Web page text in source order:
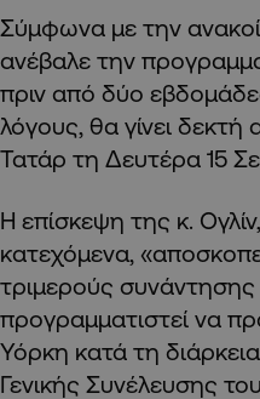
Σύμφωνα με την
ανέβαλε την
πριν από δύο
λόγους, θα γίνει
Τατάρ τη Δευτέρα 15
Η επίσκεψη της κ.
κατεχόμενα,
τριμερούς συνάντησης
προγραμματιστεί να
Υόρκη κατά τη
Γενικής Συνέλευσης του